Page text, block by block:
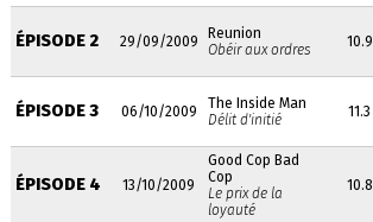
ÉPISODE 2 29/09/2009
Reunion
Obéir aux ordres
10.9
ÉPISODE 3 06/10/2009
The Inside Man
Délit d'initié
11.3
ÉPISODE 4 13/10/2009
Good Cop Bad
Cop
Le prix de la
loyauté
10.8